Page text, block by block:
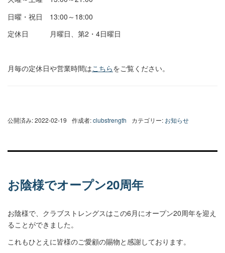
日曜・祝日 13:00～18:00
定休日 月曜日、第2・4日曜日
月毎の定休日や営業時間はこちらをご覧ください。
公開済み: 2022-02-19 作成者:clubstrength カテゴリー: お知らせ
お陰様でオープン20周年
お陰様で、クラブストレングスはこの6月にオープン20周年を迎え
ることができました。
これもひとえに皆様のご愛顧の賜物と感謝しております。